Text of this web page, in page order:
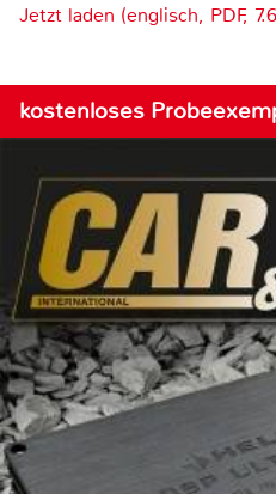
Jetzt laden (englisch, PDF,
kostenloses